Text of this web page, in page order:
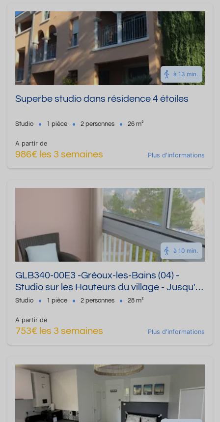
à 13 min.
Superbe studio dans résidence 4 étoiles
Studio 1 pièce 2 personnes 26 m²
A partir de
986€ les 3 semaines Plus d'informations
à 10 min.
GLB340-00E3 -Gréoux-les-Bains (04) -
Studio sur les Hauteurs du village - Jusqu'à
2 personnes
Studio 1 pièce 2 personnes 28 m²
A partir de
753€ les 3 semaines Plus d'informations